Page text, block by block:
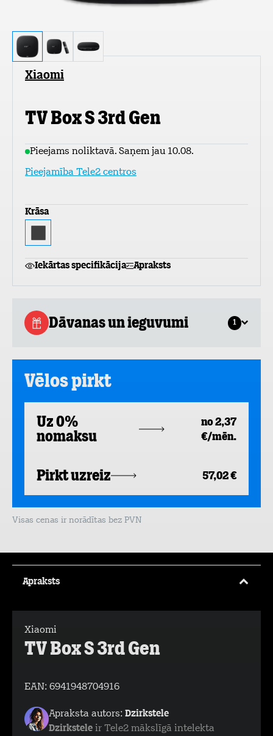
Xiaomi
TV Box S 3rd Gen
Pieejams noliktavā. Saņem jau 10.08.
Pieejamība Tele2 centros
Krāsa
Iekārtas specifikācija Apraksts
Dāvanas un ieguvumi 1
Vēlos pirkt
Uz 0%
nomaksu
no 2,37
€/mēn.
Pirkt uzreiz 57,02 €
Visas cenas ir norādītas bez PVN
Apraksts
Xiaomi
TV Box S 3rd Gen
EAN: 6941948704916
Apraksta autors: Dzirkstele
Dzirkstele ir Tele2 mākslīgā intelekta